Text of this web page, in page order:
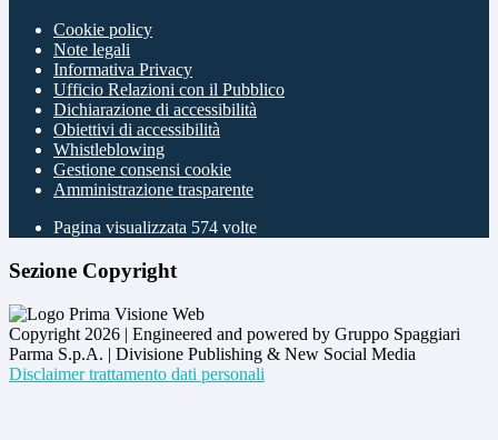
Cookie policy
Note legali
Informativa Privacy
Ufficio Relazioni con il Pubblico
Dichiarazione di accessibilità
Obiettivi di accessibilità
Whistleblowing
Gestione consensi cookie
Amministrazione trasparente
Pagina visualizzata 574 volte
Sezione Copyright
Copyright 2026 | Engineered and powered by Gruppo Spaggiari
Parma S.p.A. | Divisione Publishing & New Social Media
Disclaimer trattamento dati personali